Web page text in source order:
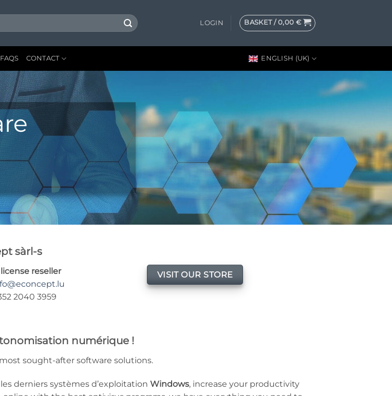
LOGIN BASKET / 0,00 €
FAQS CONTACT ENGLISH (UK)
sàrl-s
reseller
2040 3959
VISIT OUR STORE
numérique !
sought-after software solutions.
derniers systèmes d’exploitation Windows, increase your productivity